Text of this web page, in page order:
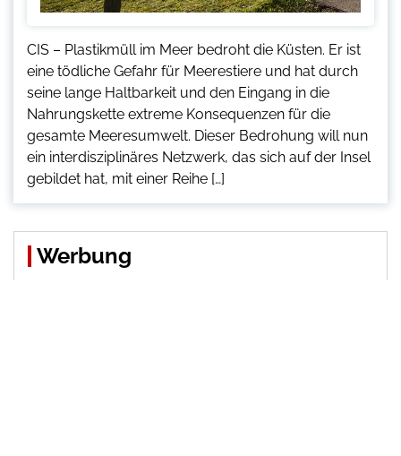
CIS – Plastikmüll im Meer bedroht die Küsten. Er ist
eine tödliche Gefahr für Meerestiere und hat durch
seine lange Haltbarkeit und den Eingang in die
Nahrungskette extreme Konsequenzen für die
gesamte Meeresumwelt. Dieser Bedrohung will nun
ein interdisziplinäres Netzwerk, das sich auf der Insel
gebildet hat, mit einer Reihe […]
Werbung